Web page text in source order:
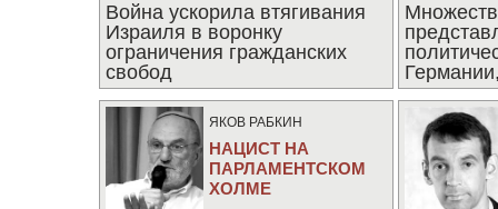
Война ускорила втягивания
Израиля в воронку
ограничения гражданских
свобод
ЯКОВ РАБКИН
НАЦИСТ НА
ПАРЛАМЕНТСКОМ
ХОЛМЕ